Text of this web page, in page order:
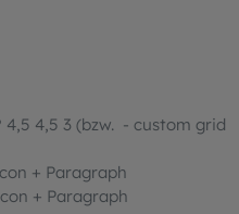
4,5 3 (bzw. - custom grid
+ Paragraph
+ Paragraph